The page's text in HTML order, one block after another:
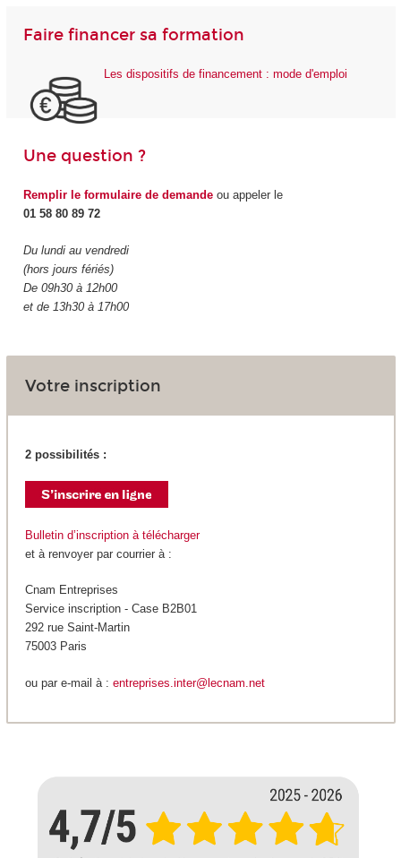
Faire financer sa formation
Les dispositifs de financement : mode d'emploi
Une question ?
Remplir le formulaire de demandeou appeler le
01 58 80 89 72
Du lundi au vendredi
(hors jours fériés)
De 09h30 à 12h00
et de 13h30 à 17h00
Votre inscription
2 possibilités :
Bulletin d’inscription à télécharger
et à renvoyer par courrier à :
Cnam Entreprises
Service inscription - Case B2B01
292 rue Saint-Martin
75003 Paris
ou par e-mail à : entreprises.inter@lecnam.net